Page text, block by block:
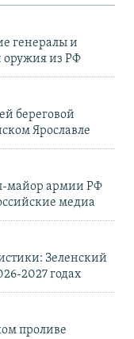
генералы и
оружия из РФ
береговой
Ярославле
майор армии РФ
медиа
Зеленский
2027 годах
проливе